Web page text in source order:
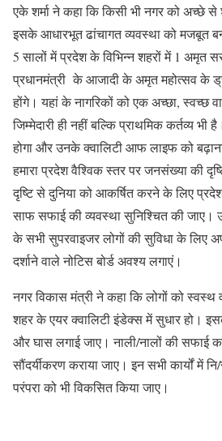
एके शर्मा ने कहा कि किसी भी नगर को अच्छे
इसके आधारभूत ढांचागत व्यवस्था को मजबूत
5 सालों में प्रदेश के विभिन्न शहरों में 1 अमृत
प्रधानमंत्री के आजादी के अमृत महोत्सव के
होंगे। यहां के नागरिकों को एक अच्छा, स्वच्छ
जिम्मेदारी ही नहीं बल्कि प्राथमिक कर्तव्य
होगा और उनके क्वालिटी आफ लाइफ को
हमारा प्रदेश वैश्विक स्तर पर जनसंख्या की
दृष्टि से दुनिया को आकर्षित करने के लिए
साफ सफाई की व्यवस्था सुनिश्चित की जाए।
के सभी सुपरवाइजर लोगों की सुविधा के लिए
दर्शाने वाले नोटिस बोर्ड अवश्य लगाएं।
नगर विकास मंत्री ने कहा कि लोगों को स्वस्थ
शहर के एयर क्वालिटी इंडेक्स में सुधार हो।
और घास लगाई जाए। नाली/नालों की सफाई
सौंदर्यीकरण कराया जाए। इन सभी कार्यों में
परंपरा को भी विकसित किया जाए।